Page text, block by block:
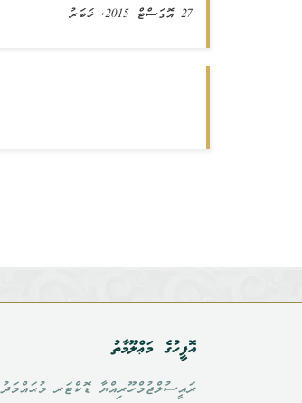
27 އޮގަސްޓް 2015, ޚަބަރު
އޮފީހުގެ މަޢްލޫމާތު
ރައީސުލްޖުމްހޫރިއްޔާ ޑޮކްޓަރ މުޙައްމަދު